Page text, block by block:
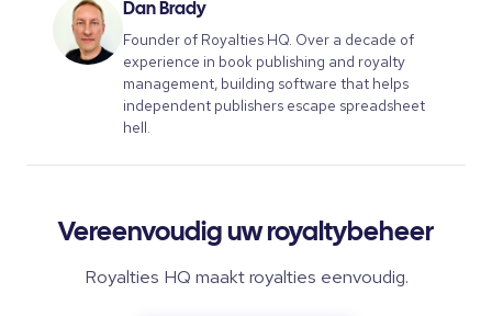
Dan Brady
Founder of Royalties HQ. Over a decade of
experience in book publishing and royalty
management, building software that helps
independent publishers escape spreadsheet
hell.
Vereenvoudig uw royaltybeheer
Royalties HQ maakt royalties eenvoudig.